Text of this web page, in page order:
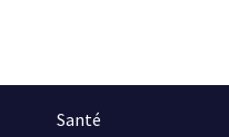
Santé